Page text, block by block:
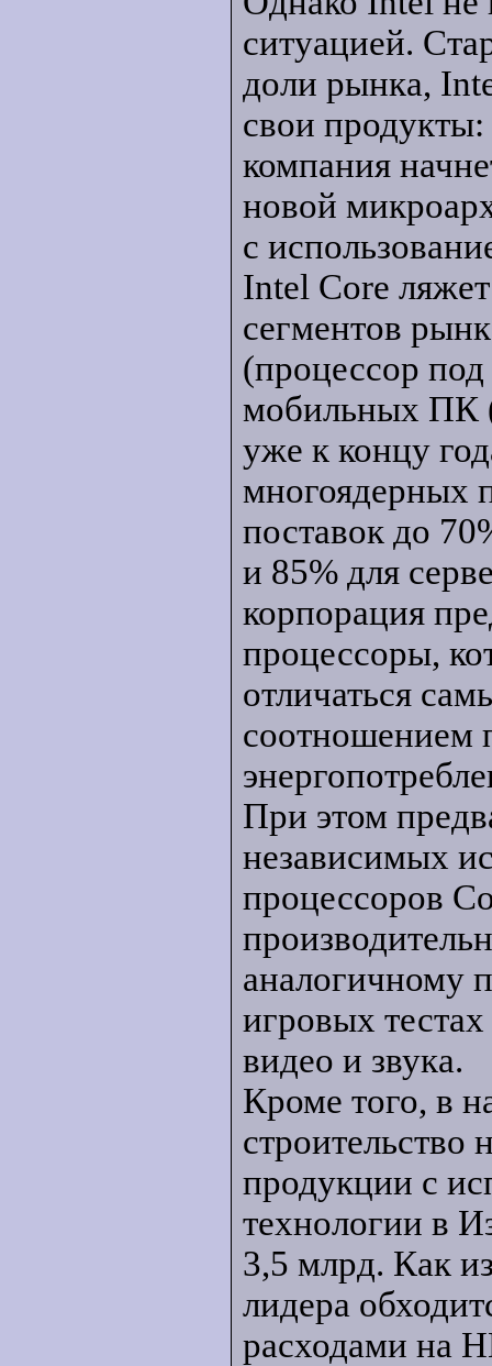
ситуацией.
доли рынка,
свои продукты:
компания
новой
с
Intel Core
сегментов
(процессор
мобильных ПК
уже к концу
многоядерных
поставок до
и 85% для
корпорация
процессоры,
отличаться
соотношением
При этом
независимых
процессоров
аналогичному
игровых
видео и звука.
Кроме того, в
строительство
продукции с
технологии в
3,5 млрд. Как
лидера
расходами на